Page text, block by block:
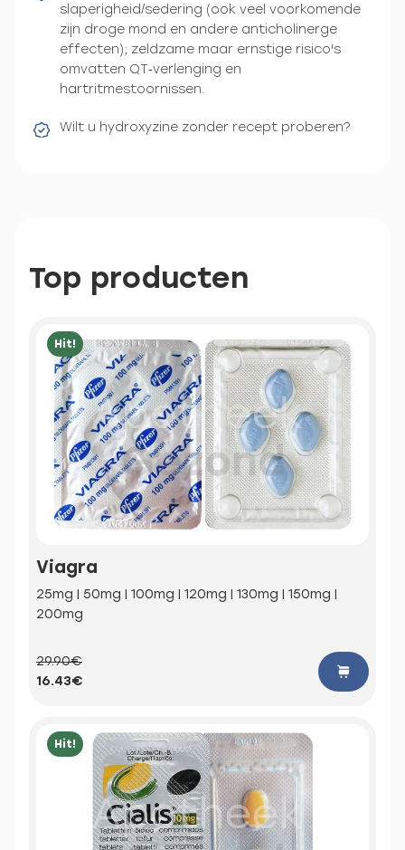
slaperigheid/sedering (ook veel voorkomende
zijn droge mond en andere anticholinerge
effecten); zeldzame maar ernstige risico's
omvatten QT‑verlenging en
hartritmestoornissen.
Wilt u hydroxyzine zonder recept proberen?
Top producten
Hit!
Viagra
25mg | 50mg | 100mg | 120mg | 130mg | 150mg |
200mg
29.90€
16.43€
Hit!